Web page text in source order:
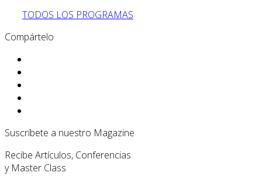
TODOS LOS PROGRAMAS
Compártelo
Suscríbete a nuestro Magazine
Recibe Artículos, Conferencias
y Master Class